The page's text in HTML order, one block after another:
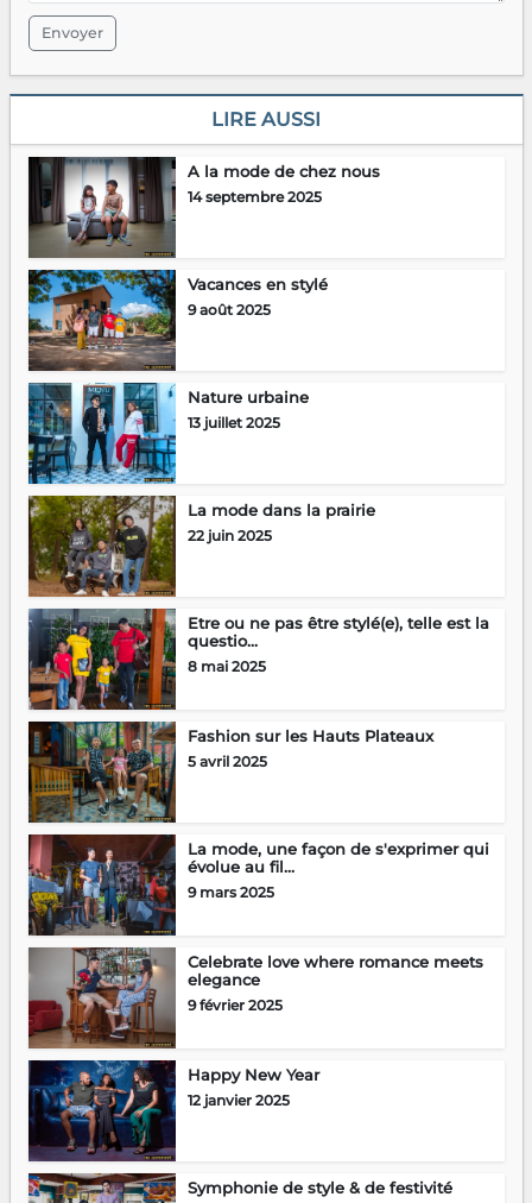
Envoyer
LIRE AUSSI
A la mode de chez nous
14 septembre 2025
Vacances en stylé
9 août 2025
Nature urbaine
13 juillet 2025
La mode dans la prairie
22 juin 2025
Etre ou ne pas être stylé(e), telle est la
questio...
8 mai 2025
Fashion sur les Hauts Plateaux
5 avril 2025
La mode, une façon de s'exprimer qui
évolue au fil...
9 mars 2025
Celebrate love where romance meets
elegance
9 février 2025
Happy New Year
12 janvier 2025
Symphonie de style & de festivité